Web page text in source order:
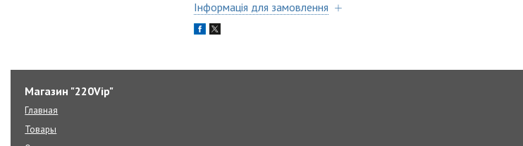
Інформація для замовлення
Магазин "220Vip"
Главная
Товары